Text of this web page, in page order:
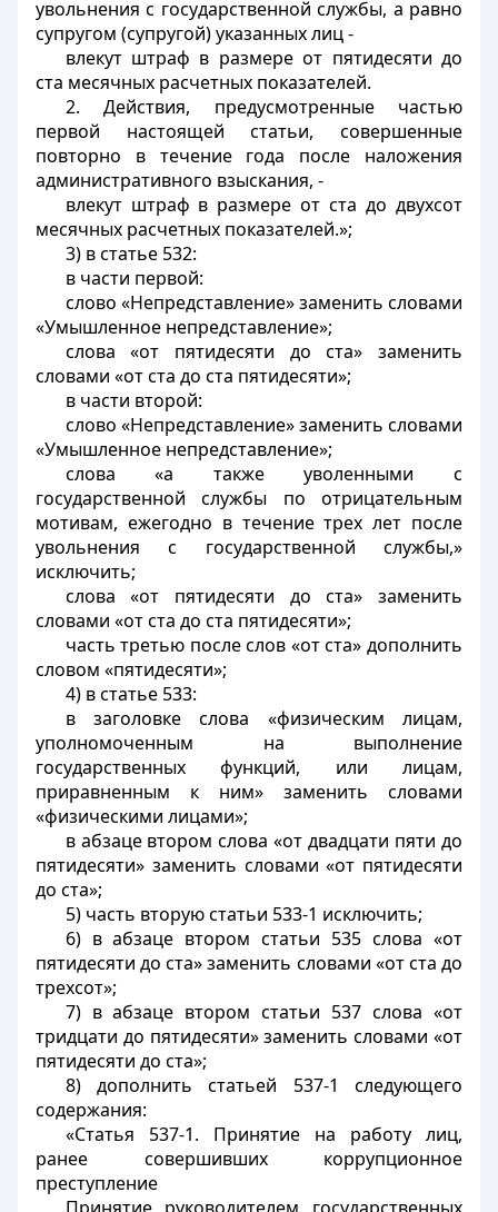
увольнения с государственной службы, а равно
супругом (супругой) указанных лиц -
влекут штраф в размере от пятидесяти до
ста месячных расчетных показателей.
2. Действия, предусмотренные частью
первой настоящей статьи, совершенные
повторно в течение года после наложения
административного взыскания, -
влекут штраф в размере от ста до двухсот
месячных расчетных показателей.»;
3) в статье 532:
в части первой:
слово «Непредставление» заменить словами
«Умышленное непредставление»;
слова «от пятидесяти до ста» заменить
словами «от ста до ста пятидесяти»;
в части второй:
слово «Непредставление» заменить словами
«Умышленное непредставление»;
слова «а также уволенными с
государственной службы по отрицательным
мотивам, ежегодно в течение трех лет после
увольнения с государственной службы,»
исключить;
слова «от пятидесяти до ста» заменить
словами «от ста до ста пятидесяти»;
часть третью после слов «от ста» дополнить
словом «пятидесяти»;
4) в статье 533:
в заголовке слова «физическим лицам,
уполномоченным на выполнение
государственных функций, или лицам,
приравненным к ним» заменить словами
«физическими лицами»;
в абзаце втором слова «от двадцати пяти до
пятидесяти» заменить словами «от пятидесяти
до ста»;
5) часть вторую статьи 533-1 исключить;
6) в абзаце втором статьи 535 слова «от
пятидесяти до ста» заменить словами «от ста до
трехсот»;
7) в абзаце втором статьи 537 слова «от
тридцати до пятидесяти» заменить словами «от
пятидесяти до ста»;
8) дополнить статьей 537-1 следующего
содержания:
«Статья 537-1. Принятие на работу лиц,
ранее совершивших коррупционное
преступление